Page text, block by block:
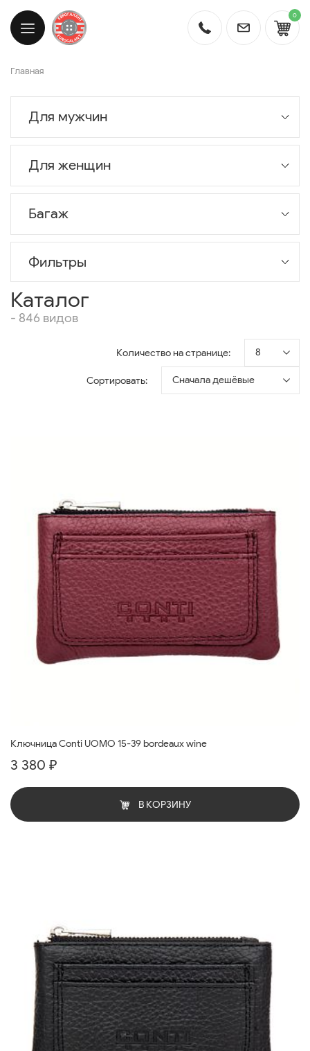
0
Главная
Для мужчин
Для женщин
Багаж
Фильтры
Каталог
- 846 видов
Количество на странице: 8
Сортировать: Сначала дешёвые
Ключница Conti UOMO 15-39 bordeaux wine
3 380 ₽
В КОРЗИНУ